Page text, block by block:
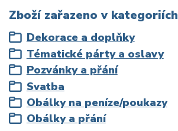
Zboží zařazeno v kategoriích
Dekorace a doplňky
Tématické párty a oslavy
Pozvánky a přání
Svatba
Obálky na peníze/poukazy
Obálky a přání